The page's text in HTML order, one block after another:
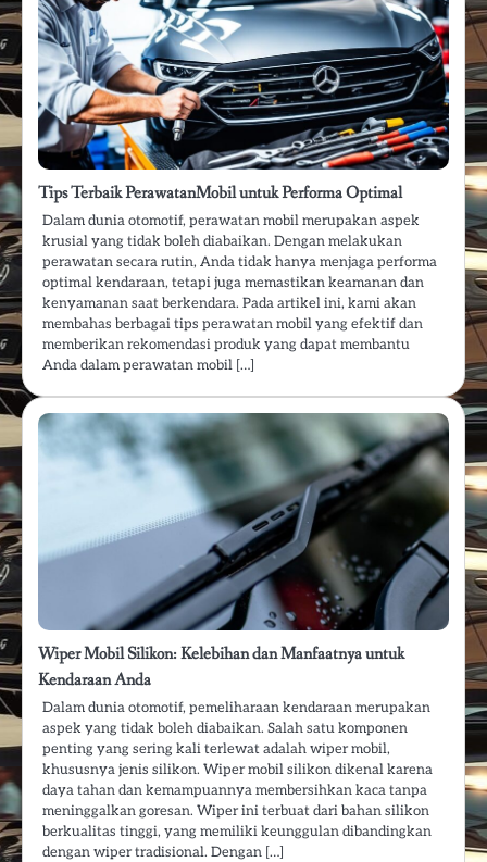
Tips Terbaik PerawatanMobil untuk Performa Optimal
Dalam dunia otomotif, perawatan mobil merupakan aspek
krusial yang tidak boleh diabaikan. Dengan melakukan
perawatan secara rutin, Anda tidak hanya menjaga performa
optimal kendaraan, tetapi juga memastikan keamanan dan
kenyamanan saat berkendara. Pada artikel ini, kami akan
membahas berbagai tips perawatan mobil yang efektif dan
memberikan rekomendasi produk yang dapat membantu
Anda dalam perawatan mobil […]
Wiper Mobil Silikon: Kelebihan dan Manfaatnya untuk
Kendaraan Anda
Dalam dunia otomotif, pemeliharaan kendaraan merupakan
aspek yang tidak boleh diabaikan. Salah satu komponen
penting yang sering kali terlewat adalah wiper mobil,
khususnya jenis silikon. Wiper mobil silikon dikenal karena
daya tahan dan kemampuannya membersihkan kaca tanpa
meninggalkan goresan. Wiper ini terbuat dari bahan silikon
berkualitas tinggi, yang memiliki keunggulan dibandingkan
dengan wiper tradisional. Dengan […]